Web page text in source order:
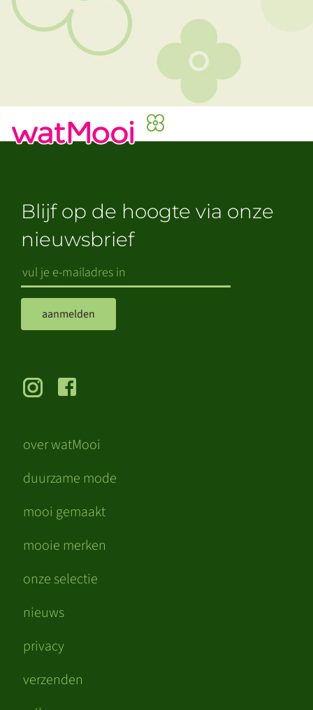
over watMooi
duurzame mode
mooi gemaakt
mooie merken
onze selectie
nieuws
privacy
verzenden
Blijf op de hoogte via onze
nieuwsbrief
aanmelden